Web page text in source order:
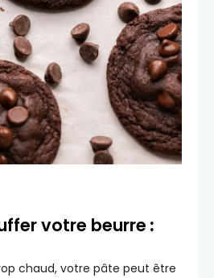
votre beurre :
chaud, votre pâte peut être